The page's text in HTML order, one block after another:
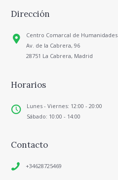
Dirección
Centro Comarcal de Humanidades
Av. de la Cabrera, 96
28751 La Cabrera, Madrid
Horarios
Lunes - Viernes: 12:00 - 20:00
Sábado: 10:00 - 14:00
Contacto
+34628725469